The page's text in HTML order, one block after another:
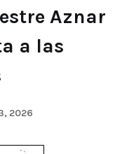
Aznar
a las
2026